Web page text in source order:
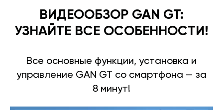
ВИДЕООБЗОР GAN GT:
УЗНАЙТЕ ВСЕ ОСОБЕННОСТИ!
Все основные функции, установка и
управление GAN GT со смартфона — за
8 минут!